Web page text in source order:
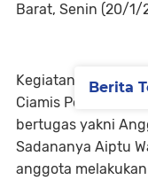
Barat, Senin (20/1/
Kegiatan tersebut
Ciamis Polres
bertugas yakni
Sadananya Aiptu
anggota
Berita